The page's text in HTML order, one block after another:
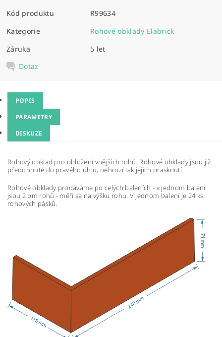
Kód produktu
R99634
Kategorie
Rohové obklady Elabrick
Záruka
5 let
Dotaz
POPIS
PARAMETRY
DISKUZE
Rohový obklad pro obložení vnějších rohů. Rohové obklady jsou již
předohnuté do pravého úhlu, nehrozí tak jejich prasknutí.
Rohové obklady prodáváme po celých baleních - v jednom balení
jsou 2 bm rohů - měří se na výšku rohu. V jednom balení je 24 ks
rohových pásků.